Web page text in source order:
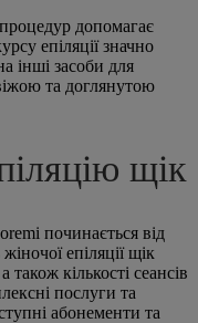
допомагає
епіляції значно
інші засоби для
та доглянутою
щік
починається від
епіляції щік
кількості сеансів
послуги та
абонементи та